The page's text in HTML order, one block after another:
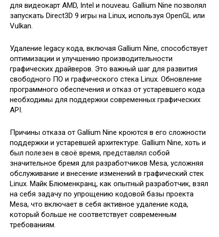
для видеокарт AMD, Intel и nouveau. Gallium Nine позволял
запускать Direct3D 9 игры на Linux, используя OpenGL или
Vulkan.
Удаление legacy кода, включая Gallium Nine, способствует
оптимизации и улучшению производительности
графических драйверов. Это важный шаг для развития
свободного ПО и графического стека Linux. Обновление
программного обеспечения и отказ от устаревшего кода
необходимы для поддержки современных графических
API.
Причины отказа от Gallium Nine кроются в его сложности
поддержки и устаревшей архитектуре. Gallium Nine, хоть и
был полезен в своё время, представлял собой
значительное бремя для разработчиков Mesa, усложняя
обслуживание и внесение изменений в графический стек
Linux. Майк Блюменкранц, как опытный разработчик, взял
на себя задачу по упрощению кодовой базы проекта
Mesa, что включает в себя активное удаление кода,
который больше не соответствует современным
требованиям.